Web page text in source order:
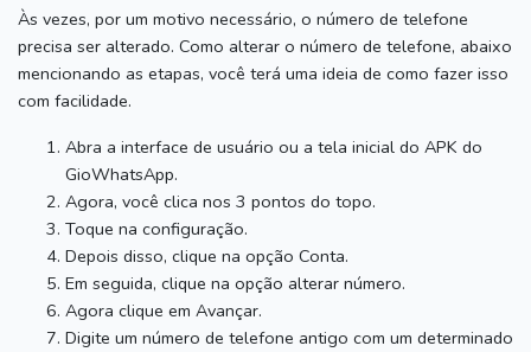
Às vezes, por um motivo necessário, o número de telefone
precisa ser alterado. Como alterar o número de telefone, abaixo
mencionando as etapas, você terá uma ideia de como fazer isso
com facilidade.
Abra a interface de usuário ou a tela inicial do APK do
GioWhatsApp.
Agora, você clica nos 3 pontos do topo.
Toque na configuração.
Depois disso, clique na opção Conta.
Em seguida, clique na opção alterar número.
Agora clique em Avançar.
Digite um número de telefone antigo com um determinado